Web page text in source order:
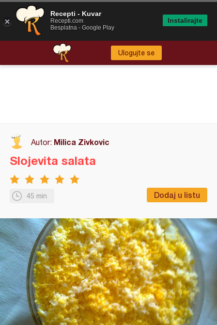
Ulogujte se
Autor: Milica Zivkovic
45 min Dodaj u listu
Slojevita salata
Recepti - Kuvar
Recepti.com
Besplatna - Google Play
Instalirajte